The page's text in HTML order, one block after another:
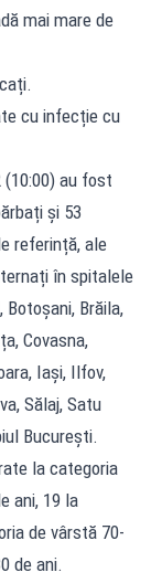
mai mare de
cu infecție cu
au fost
și 53
referință, ale
în spitalele
Botoșani, Brăila,
Covasna,
Iași, Ilfov,
Sălaj, Satu
București.
la categoria
ani, 19 la
de vârstă 70-
de ani.